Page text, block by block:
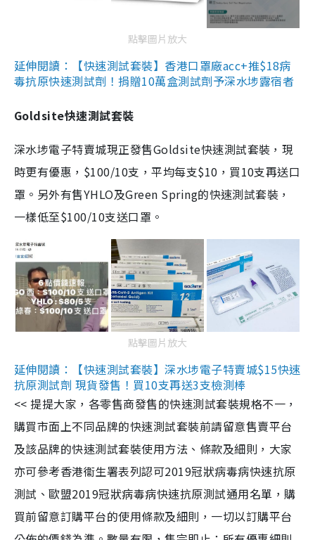
點擊圖片放大
延伸閱讀：【快速測試套裝】香港口罩廠acc+推$18病
毒抗原快速測試劑！捐贈10萬盒測試劑予深水埗露宿者
Goldsite快速測試套裝
深水埗電子特賣城現正發售Goldsite快速測試套裝，現
時更有優惠，$100/10支，平均每支$10，買10支再送口
罩。另外有售YHLO及Green Spring的快速測試套裝，
一樣低至$100/10支送口罩。
點擊圖片放大
延伸閱讀：【快速測試套裝】深水埗電子特賣城$15快速
抗原測試劑 現貨發售！買10支再送3支檢測棒
<< 提提大家，各零售商發售的快速測試套裝規格不一，
購買市面上不同品牌的快速測試套裝前請留意售賣平台
及該品牌的快速測試套裝使用方法、條款及細則，大家
亦可參考香港衞生署表列認可2019冠狀病毒病快速抗原
測試、歐盟2019冠狀病毒病快速抗原測試通用名單，購
買前留意訂購平台的使用條款及細則，一切以訂購平台